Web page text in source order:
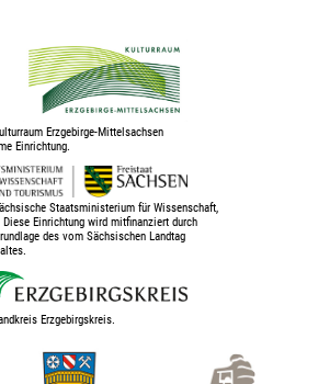
Erzgebirge-Mittelsachsen
Einrichtung.
Staatsministerium für Wissenschaft,
Einrichtung wird mitfinanziert durch
des vom Sächsischen Landtag
Erzgebirgskreis.